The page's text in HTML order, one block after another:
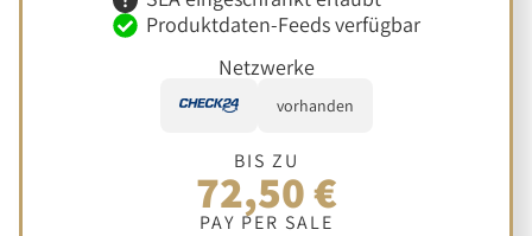
Produktdaten-Feeds verfügbar
Netzwerke
vorhanden
BIS ZU
72,50 €
PAY PER SALE